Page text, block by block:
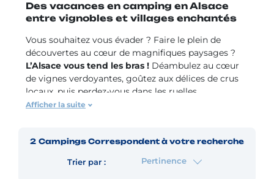
Des vacances en camping en Alsace
entre vignobles et villages enchantés
Vous souhaitez vous évader ? Faire le plein de
découvertes au cœur de magnifiques paysages ?
L’Alsace vous tend les bras ! Déambulez au cœur
de vignes verdoyantes, goûtez aux délices de crus
locaux, puis perdez-vous dans les ruelles
pittoresques de villages traditionnels aux maisons à
d'authenticité. Vous pourrez vous imprégner de la
culture alsacienne, vous détendre dans un cadre
naturel somptueux et déguster une cuisine locale
Afficher la suite
2 Campings Correspondent à votre recherche
Trier par : Pertinence